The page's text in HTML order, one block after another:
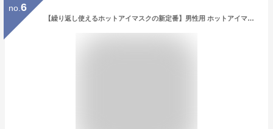
no. 6
【繰り返し使えるホットアイマスクの新定番】男性用 ホットアイマスク コードレス 充電式 プレゼント 健康 実用的 早割 USB 疲れ目 アイマスク アイリラックス シルク SALUA 安眠 睡眠 快眠 目の疲れ グッズ 目元ケア アイケア nerugoo